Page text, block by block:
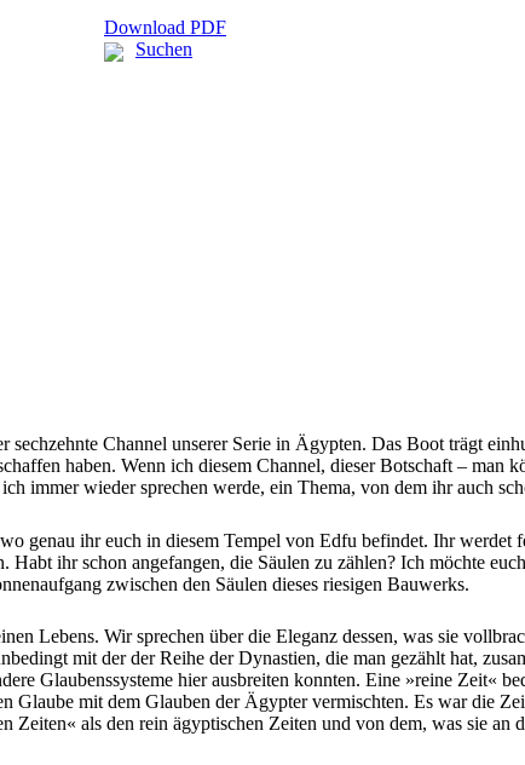
Download PDF
Suchen
Channel unserer Serie in Ägypten. Das Boot trägt
haben. Wenn ich diesem Channel, dieser Botschaft – man
immer wieder sprechen werde, ein Thema, von dem ihr auch
genau ihr euch in diesem Tempel von Edfu befindet. Ihr werdet
ihr schon angefangen, die Säulen zu zählen? Ich möchte
zwischen den Säulen dieses riesigen Bauwerks.
Lebens. Wir sprechen über die Eleganz dessen, was sie
mit der der Reihe der Dynastien, die man gezählt hat,
Glaubenssysteme hier ausbreiten konnten. Eine »reine Zeit«
Glaube mit dem Glauben der Ägypter vermischten. Es war die
als den rein ägyptischen Zeiten und von dem, was sie an